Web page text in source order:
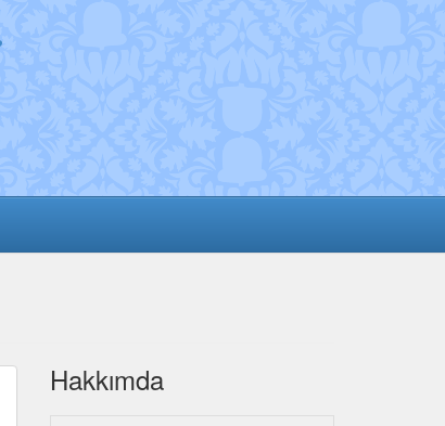
Hakkımda